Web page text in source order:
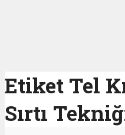
Etiket Tel
Sırtı